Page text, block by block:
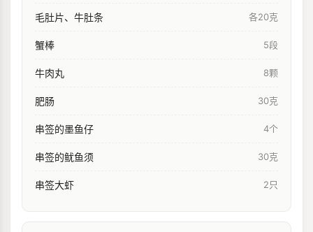
毛肚片、牛肚条 各20克
蟹棒 5段
牛肉丸 8颗
肥肠 30克
串签的墨鱼仔 4个
串签的鱿鱼须 30克
串签大虾 2只